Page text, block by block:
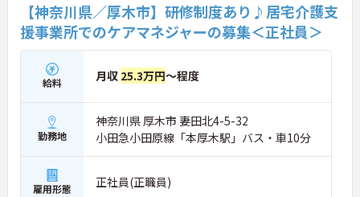
【神奈川県／厚木市】研修制度あり♪居宅介護支
援事業所でのケアマネジャーの募集＜正社員＞
給料 月収 25.3万円～程度
勤務地
神奈川県 厚木市 妻田北4-5-32
小田急小田原線「本厚木駅」バス・車10分
雇用形態 正社員(正職員)